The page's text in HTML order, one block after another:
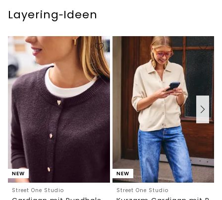
Layering‑Ideen
NEW
Street One Studio
NEW
Street One Studio